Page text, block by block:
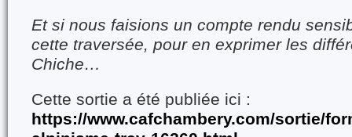
Et si nous faisions un compte rendu
cette traversée, pour en exprimer les
Chiche…
Cette sortie a été publiée ici :
https://www.cafchambery.com/sortie/